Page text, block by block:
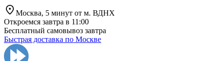
Москва, 5 минут от м. ВДНХ
Откроемся завтра в 11:00
Бесплатный самовывоз завтра
Быстрая доставка по Москве